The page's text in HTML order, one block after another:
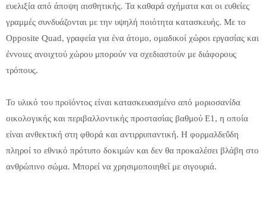
ευελιξία από άποψη αισθητικής. Τα καθαρά σχήματα και οι ευθείες
γραμμές συνδυάζονται με την υψηλή ποιότητα κατασκευής. Με το
Opposite Quad, γραφεία για ένα άτομο, ομαδικοί χώροι εργασίας και
έννοιες ανοιχτού χώρου μπορούν να σχεδιαστούν με διάφορους
τρόπους.
Το υλικό του προϊόντος είναι κατασκευασμένο από μοριοσανίδα
οικολογικής και περιβαλλοντικής προστασίας βαθμού Ε1, η οποία
είναι ανθεκτική στη φθορά και αντιρρυπαντική. Η φορμαλδεΰδη
πληροί το εθνικό πρότυπο δοκιμών και δεν θα προκαλέσει βλάβη στο
ανθρώπινο σώμα. Μπορεί να χρησιμοποιηθεί με σιγουριά.